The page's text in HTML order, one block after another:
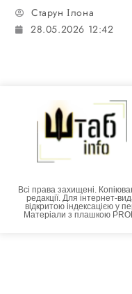
Старун Ілона
28.05.2026 12:42
Всі права захищені.
редакції. Для інтернет-
відкритою індексацією у
Матеріали з плашкою